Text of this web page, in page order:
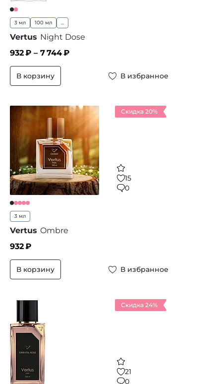
3 мл 100 мл ...
Vertus Night Dose
932₽ – 7 744₽
В корзину В избранное
Скидка 20%
15
0
3 мл
Vertus Ombre
932₽
В корзину В избранное
Скидка 24%
21
0